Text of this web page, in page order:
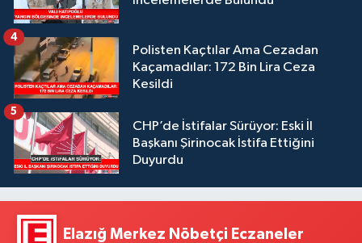
Polisten Kaçtılar Ama Cezadan
Kaçamadılar: 172 Bin Lira Ceza
Kesildi
4
CHP’de İstifalar Sürüyor: Eski İl
Başkanı Şirinocak İstifa Ettiğini
Duyurdu
5
Elazığ Merkez Nöbetçi Eczaneler